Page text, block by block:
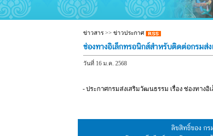
ข่าวสาร >> ข่าวประกาศ
ช่องทางอิเล็กทรอนิกส์สำหรับติดต่อกร
วันที่ 16 ม.ค. 2568
- ประกาศกรมส่งเสริมวัฒนธรรม เรื่อง ช่องทา
ลิขสิทธิ์ของ กร